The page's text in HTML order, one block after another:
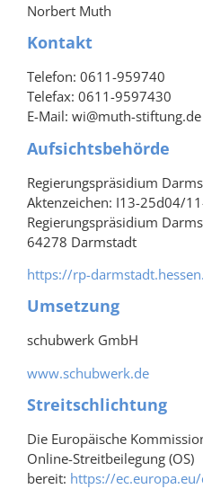
Norbert Muth
Kontakt
Telefon: 0611-959740
Telefax: 0611-9597430
E-Mail: wi@muth-stiftung.de
Aufsichtsbehörde
Regierungspräsidium
Aktenzeichen: I13-25d04/
Regierungspräsidium
64278 Darmstadt
https://rp-
Umsetzung
schubwerk GmbH
www.schubwerk.de
Streitschlichtung
Die Europäische
Online-Streitbeilegung (OS)
bereit: https://